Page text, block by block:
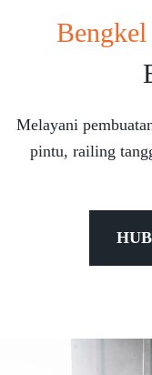
Bengkel
Melayani
pintu, railing